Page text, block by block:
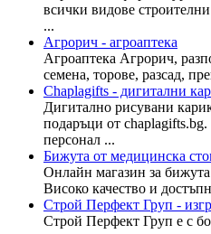
всички видове
...
Агрорич - агроаптека
Агроаптека Агрорич,
семена, торове, разсад,
Chaplagifts - дигитални
Дигитално рисувани
подаръци от
персонал ...
Бижута от медицинска
Онлайн магазин за
Високо качество и
Строй Перфект Груп -
Строй Перфект Груп е с